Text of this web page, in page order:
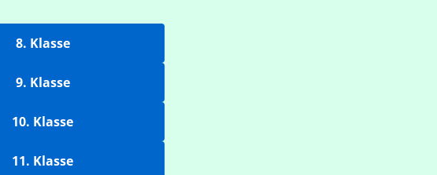
8. Klasse
9. Klasse
10. Klasse
11. Klasse